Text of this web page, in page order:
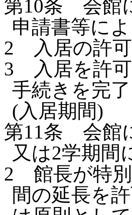
第10条 会館
申請書等に
2
入居の許
3
入居を許
手続きを完
(入居期間)
第11条 会館
又は2学期間
2 館長が特
間の延長を